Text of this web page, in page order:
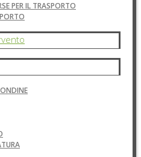
PER IL TRASPORTO